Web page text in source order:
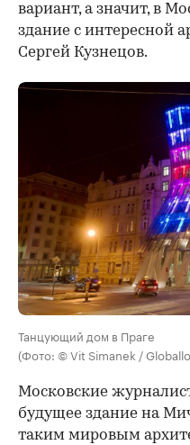
вариант, а значит, в
здание с интересной
Сергей Кузнецов.
Танцующий дом в Праге
(Фото: © Vit Simanek /
Московские
будущее здание на
таким мировым